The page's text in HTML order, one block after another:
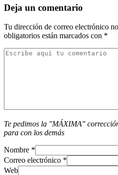
Deja un comentario
Tu dirección de correo electrónico
obligatorios están marcados con *
Te pedimos la "MÁXIMA"
para con los demás
Nombre *
Correo electrónico *
Web